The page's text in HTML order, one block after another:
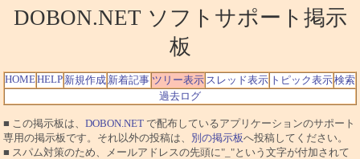
DOBON.NET ソフトサポート掲示
板
HOMEHELP 新規作成 新着記事 ツリー表示 スレッド表示 トピック表示検索
過去ログ
■ この掲示板は、 DOBON.NET で配布しているアプリケーションのサポート
専用の掲示板です。それ以外の投稿は、 別の掲示板へ投稿してください。
■ スパム対策のため、メールアドレスの先頭に"_"という文字が付加されて